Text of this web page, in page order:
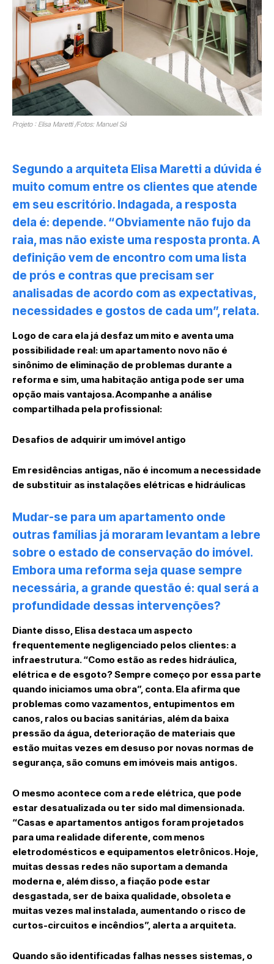
Projeto : Elisa Maretti /Fotos: Manuel Sá
Segundo a arquiteta Elisa Maretti a dúvida é
muito comum entre os clientes que atende
em seu escritório. Indagada, a resposta
dela é: depende. “Obviamente não fujo da
raia, mas não existe uma resposta pronta. A
definição vem de encontro com uma lista
de prós e contras que precisam ser
analisadas de acordo com as expectativas,
necessidades e gostos de cada um”, relata.
Logo de cara ela já desfaz um mito e aventa uma
possibilidade real: um apartamento novo não é
sinônimo de eliminação de problemas durante a
reforma e sim, uma habitação antiga pode ser uma
opção mais vantajosa. Acompanhe a análise
compartilhada pela profissional:
Desafios de adquirir um imóvel antigo
Em residências antigas, não é incomum a necessidade
de substituir as instalações elétricas e hidráulicas
Mudar-se para um apartamento onde
outras famílias já moraram levantam a lebre
sobre o estado de conservação do imóvel.
Embora uma reforma seja quase sempre
necessária, a grande questão é: qual será a
profundidade dessas intervenções?
Diante disso, Elisa destaca um aspecto
frequentemente negligenciado pelos clientes: a
infraestrutura. “Como estão as redes hidráulica,
elétrica e de esgoto? Sempre começo por essa parte
quando iniciamos uma obra”, conta. Ela afirma que
problemas como vazamentos, entupimentos em
canos, ralos ou bacias sanitárias, além da baixa
pressão da água, deterioração de materiais que
estão muitas vezes em desuso por novas normas de
segurança, são comuns em imóveis mais antigos.
O mesmo acontece com a rede elétrica, que pode
estar desatualizada ou ter sido mal dimensionada.
“Casas e apartamentos antigos foram projetados
para uma realidade diferente, com menos
eletrodomésticos e equipamentos eletrônicos. Hoje,
muitas dessas redes não suportam a demanda
moderna e, além disso, a fiação pode estar
desgastada, ser de baixa qualidade, obsoleta e
muitas vezes mal instalada, aumentando o risco de
curtos-circuitos e incêndios”, alerta a arquiteta.
Quando são identificadas falhas nesses sistemas, o